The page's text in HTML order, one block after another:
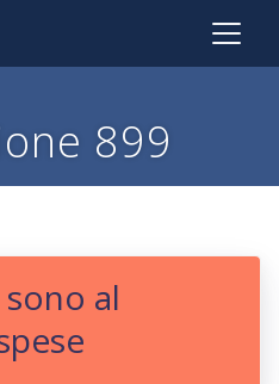
899
al